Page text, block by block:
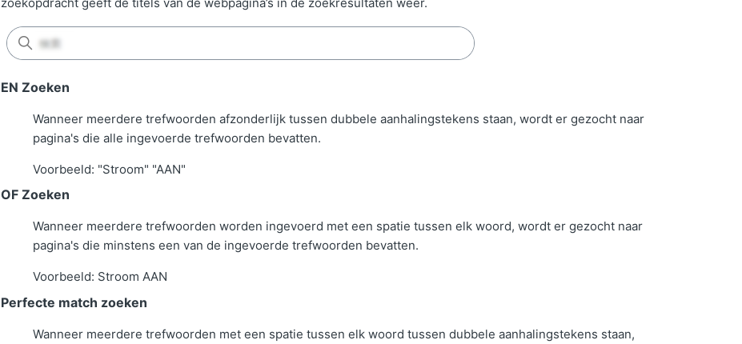
zoekopdracht geeft de titels van de webpagina’s in de zoekresultaten weer.
EN Zoeken
Wanneer meerdere trefwoorden afzonderlijk tussen dubbele aanhalingstekens staan, wordt er gezocht naar
pagina's die alle ingevoerde trefwoorden bevatten.
Voorbeeld: "Stroom" "AAN"
OF Zoeken
Wanneer meerdere trefwoorden worden ingevoerd met een spatie tussen elk woord, wordt er gezocht naar
pagina's die minstens een van de ingevoerde trefwoorden bevatten.
Voorbeeld: Stroom AAN
Perfecte match zoeken
Wanneer meerdere trefwoorden met een spatie tussen elk woord tussen dubbele aanhalingstekens staan,